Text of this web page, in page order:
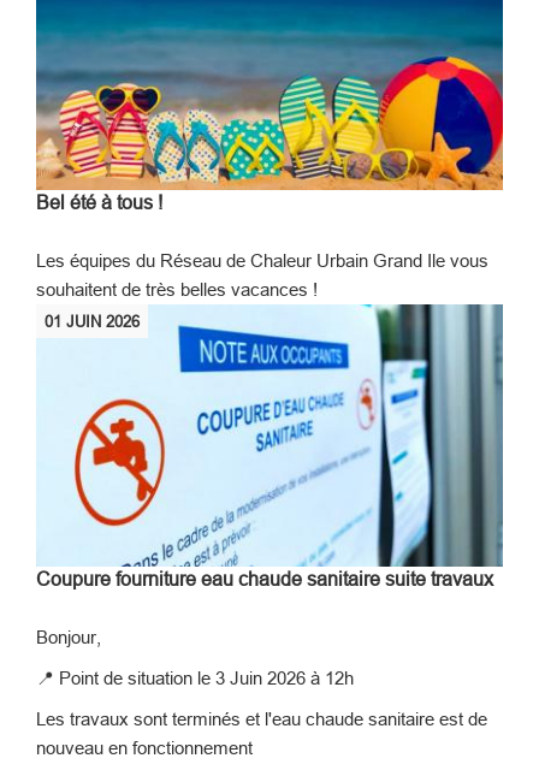
Bel été à tous !
Les équipes du Réseau de Chaleur Urbain Grand Ile vous
souhaitent de très belles vacances !
01 JUIN 2026
Coupure fourniture eau chaude sanitaire suite travaux
Bonjour,
📍 Point de situation le 3 Juin 2026 à 12h
Les travaux sont terminés et l'eau chaude sanitaire est de
nouveau en fonctionnement